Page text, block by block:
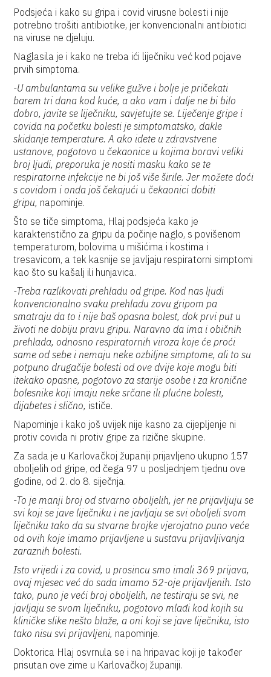
Podsjeća i kako su gripa i covid virusne bolesti i nije
potrebno trošiti antibiotike, jer konvencionalni antibiotici
na viruse ne djeluju.
Naglasila je i kako ne treba ići liječniku već kod pojave
prvih simptoma.
-U ambulantama su velike gužve i bolje je pričekati
barem tri dana kod kuće, a ako vam i dalje ne bi bilo
dobro, javite se liječniku, savjetujte se. Liječenje gripe i
covida na početku bolesti je simptomatsko, dakle
skidanje temperature. A ako idete u zdravstvene
ustanove, pogotovo u čekaonice u kojima boravi veliki
broj ljudi, preporuka je nositi masku kako se te
respiratorne infekcije ne bi još više širile. Jer možete doći
s covidom i onda još čekajući u čekaonici dobiti
gripu, napominje.
Što se tiče simptoma, Hlaj podsjeća kako je
karakteristično za gripu da počinje naglo, s povišenom
temperaturom, bolovima u mišićima i kostima i
tresavicom, a tek kasnije se javljaju respiratorni simptomi
kao što su kašalj ili hunjavica.
-Treba razlikovati prehladu od gripe. Kod nas ljudi
konvencionalno svaku prehladu zovu gripom pa
smatraju da to i nije baš opasna bolest, dok prvi put u
životi ne dobiju pravu gripu. Naravno da ima i običnih
prehlada, odnosno respiratornih viroza koje će proći
same od sebe i nemaju neke ozbiljne simptome, ali to su
potpuno drugačije bolesti od ove dvije koje mogu biti
itekako opasne, pogotovo za starije osobe i za kronične
bolesnike koji imaju neke srčane ili plućne bolesti,
dijabetes i slično, ističe.
Napominje i kako još uvijek nije kasno za cijepljenje ni
protiv covida ni protiv gripe za rizične skupine.
Za sada je u Karlovačkoj županiji prijavljeno ukupno 157
oboljelih od gripe, od čega 97 u posljednjem tjednu ove
godine, od 2. do 8. siječnja.
-To je manji broj od stvarno oboljelih, jer ne prijavljuju se
svi koji se jave liječniku i ne javljaju se svi oboljeli svom
liječniku tako da su stvarne brojke vjerojatno puno veće
od ovih koje imamo prijavljene u sustavu prijavljivanja
zaraznih bolesti.
Isto vrijedi i za covid, u prosincu smo imali 369 prijava,
ovaj mjesec već do sada imamo 52-oje prijavljenih. Isto
tako, puno je veći broj oboljelih, ne testiraju se svi, ne
javljaju se svom liječniku, pogotovo mlađi kod kojih su
kliničke slike nešto blaže, a oni koji se jave liječniku, isto
tako nisu svi prijavljeni, napominje.
Doktorica Hlaj osvrnula se i na hripavac koji je također
prisutan ove zime u Karlovačkoj županiji.